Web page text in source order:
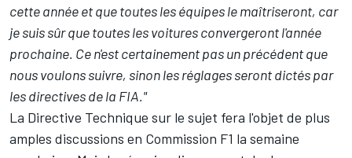
cette année et que toutes les équipes le maîtriseront, car
je suis sûr que toutes les voitures convergeront l'année
prochaine. Ce n'est certainement pas un précédent que
nous voulons suivre, sinon les réglages seront dictés par
les directives de la FIA."
La Directive Technique sur le sujet fera l'objet de plus
amples discussions en Commission F1 la semaine